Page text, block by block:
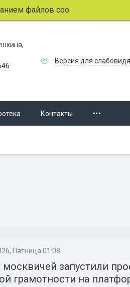
файлов cookie.Подробнее.
Версия для
Контакты
Пятница 01:08
запустили
грамотности на